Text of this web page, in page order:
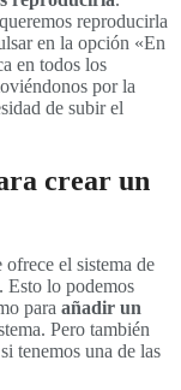
reproducirla
en la opción «En
en todos los
por la
de subir el
crear un
ofrece el sistema de
Esto lo podemos
para añadir un
Pero también
si tenemos una de las